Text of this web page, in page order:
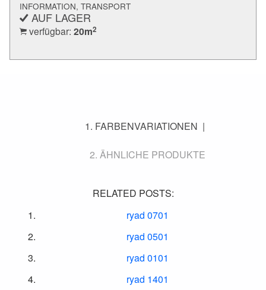
INFORMATION, TRANSPORT
AUF LAGER
verfügbar: 20m2
FARBENVARIATIONEN
ÄHNLICHE PRODUKTE
RELATED POSTS:
ryad 0701
ryad 0501
ryad 0101
ryad 1401